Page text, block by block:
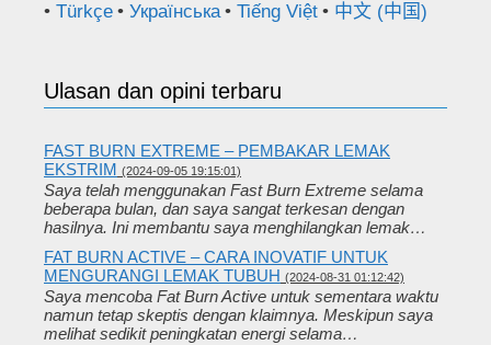
Türkçe
Українська Tiếng Việt 中文 (中国)
Ulasan dan opini terbaru
FAST BURN EXTREME – PEMBAKAR LEMAK
EKSTRIM (2024-09-05 19:15:01)
Saya telah menggunakan Fast Burn Extreme selama
beberapa bulan, dan saya sangat terkesan dengan
hasilnya. Ini membantu saya menghilangkan lemak…
FAT BURN ACTIVE – CARA INOVATIF UNTUK
MENGURANGI LEMAK TUBUH (2024-08-31 01:12:42)
Saya mencoba Fat Burn Active untuk sementara waktu
namun tetap skeptis dengan klaimnya. Meskipun saya
melihat sedikit peningkatan energi selama…